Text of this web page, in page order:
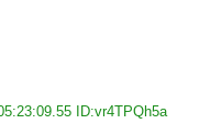
ID:vr4TPQh5a